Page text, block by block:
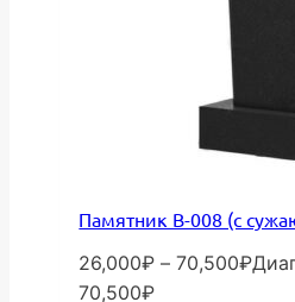
Памятник В-008 (с
26,000₽ – 70,500₽
70,500₽